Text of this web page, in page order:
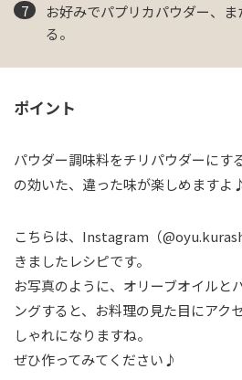
お好みでパプリカパウダー、
る。
ポイント
パウダー調味料をチリパウダーにす
の効いた、違った味が楽しめますよ♪
こちらは、Instagram（
きましたレシピです。
お写真のように、オリーブオイルと
ングすると、お料理の見た目にアク
しゃれになりますね。
ぜひ作ってみてください♪